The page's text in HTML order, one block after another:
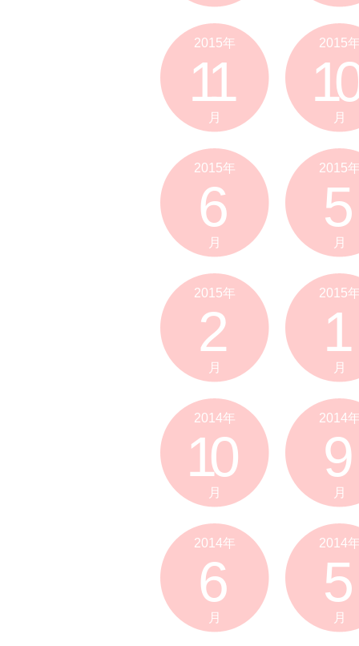
2015年
11
月
2015
10
月
2015年
6
月
2015
5
月
2015年
2
月
2015
1
月
2014年
10
月
2014
9
月
2014年
6
月
2014
5
月